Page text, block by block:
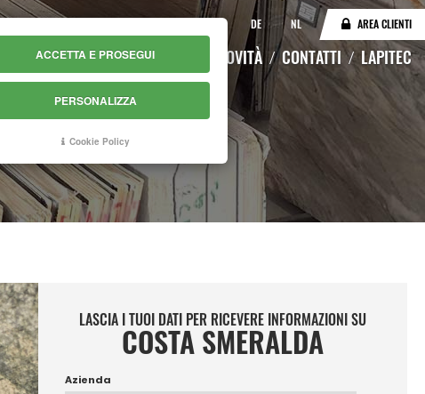
EN DE NL AREA CLIENTI
CATALOGO MAGAZZINO ONLINE NOVITÀ CONTATTI LAPITEC
LASCIA I TUOI DATI PER RICEVERE INFORMAZIONI SU
COSTA SMERALDA
Azienda
ACCETTA E PROSEGUI
PERSONALIZZA
Cookie Policy